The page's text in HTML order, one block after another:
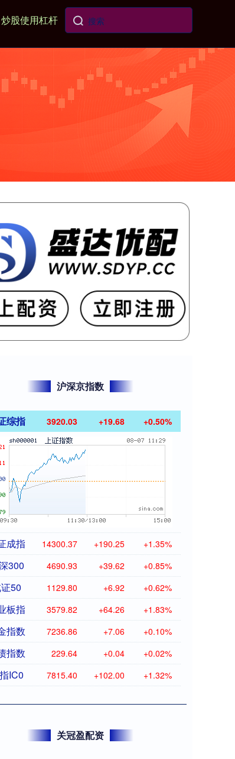
炒股使用杠杆
沪深京指数
综指 3920.03 +19.68 +0.50%
成指 14300.37 +190.25 +1.35%
300 4690.93 +39.62 +0.85%
50 1129.80 +6.92 +0.62%
板指 3579.82 +64.26 +1.83%
指数 7236.86 +7.06 +0.10%
指数 229.64 +0.04 +0.02%
IC0 7815.40 +102.00 +1.32%
关冠盈配资